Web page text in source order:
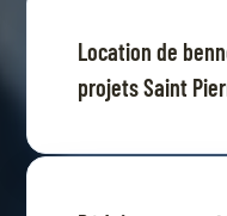
Location de
projets Saint